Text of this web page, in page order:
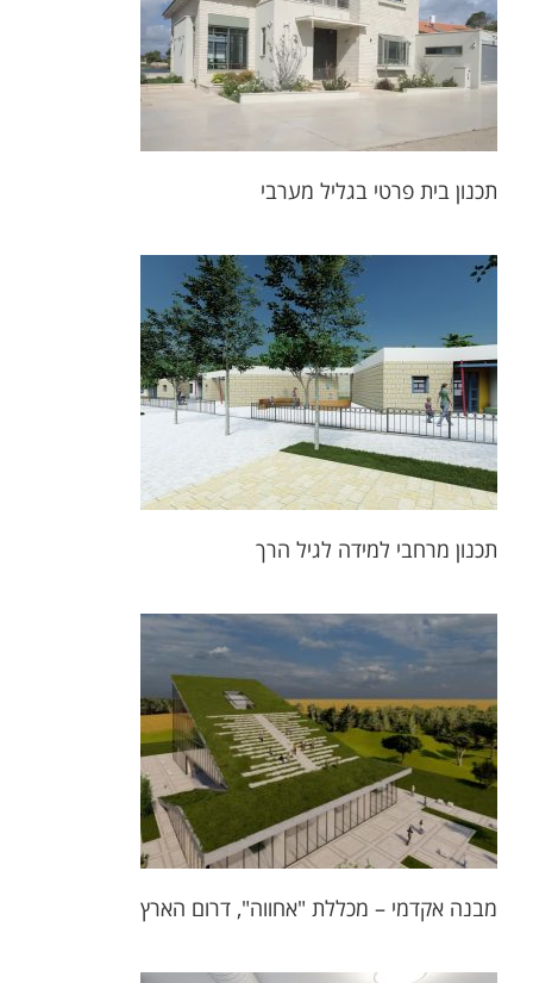
תכנון בית פרטי בגליל מערבי
תכנון מרחבי למידה לגיל הרך
מבנה אקדמי – מכללת "אחווה", דרום הארץ